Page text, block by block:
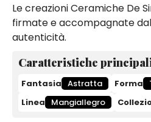
Le creazioni Ceramiche De
firmate e accompagnate
autenticità.
Caratteristiche
Fantasia Astratta Forma
Linea
Mangiallegro